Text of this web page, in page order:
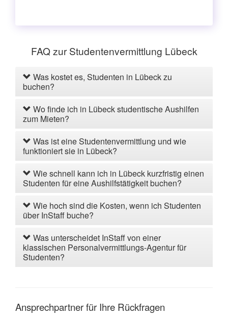
FAQ zur Studentenvermittlung Lübeck
Was kostet es, Studenten in Lübeck zu
buchen?
Wo finde ich in Lübeck studentische Aushilfen
zum Mieten?
Was ist eine Studentenvermittlung und wie
funktioniert sie in Lübeck?
Wie schnell kann ich in Lübeck kurzfristig einen
Studenten für eine Aushilfstätigkeit buchen?
Wie hoch sind die Kosten, wenn ich Studenten
über InStaff buche?
Was unterscheidet InStaff von einer
klassischen Personalvermittlungs-Agentur für
Studenten?
Ansprechpartner für Ihre Rückfragen